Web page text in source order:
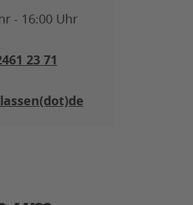
- 16:00 Uhr
23 71